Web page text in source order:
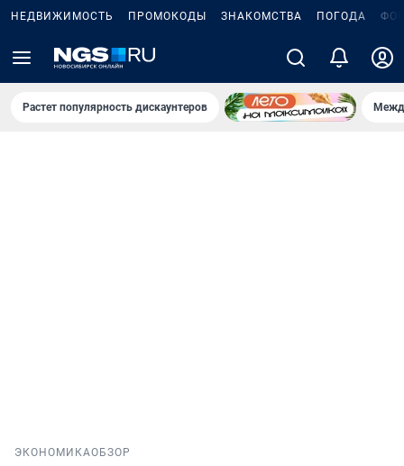
НЕДВИЖИМОСТЬ ПРОМОКОДЫ ЗНАКОМСТВА ПОГОДА
Растет популярность дискаунтеров
ЭКОНОМИКАОБЗОР